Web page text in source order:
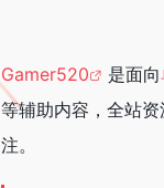
Gamer520 是面向
等辅助内容，全站资
注。